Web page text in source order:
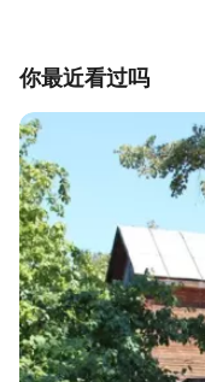
你最近看过吗